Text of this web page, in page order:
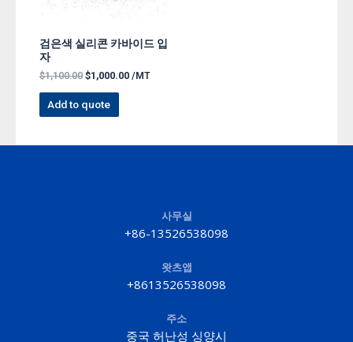
검은색 실리콘 카바이드 입
자
$1,100.00 $1,000.00 /MT
Add to quote
사무실
+86-13526538098
왓츠앱
+8613526538098
주소
중국 허난성 싱양시